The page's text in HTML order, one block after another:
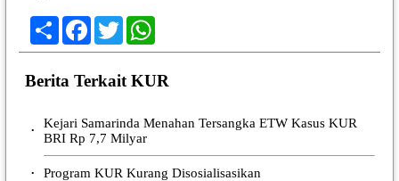
ShareFacebook
TwitterWhatsApp
Berita Terkait KUR
•
Kejari Samarinda Menahan Tersangka ETW Kasus KUR
BRI Rp 7,7 Milyar
• Program KUR Kurang Disosialisasikan